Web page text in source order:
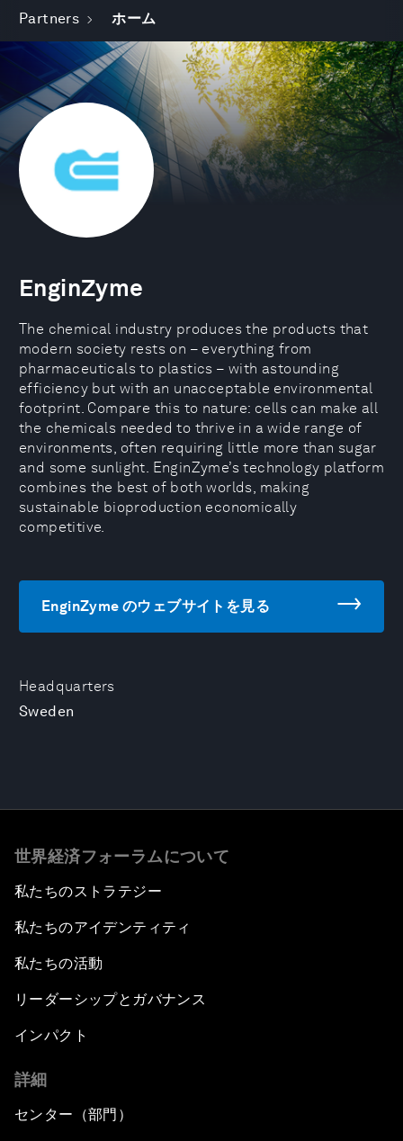
Partners ホーム
Headquarters
Sweden
EnginZyme
The chemical industry produces the products that
modern society rests on – everything from
pharmaceuticals to plastics – with astounding
efficiency but with an unacceptable environmental
footprint. Compare this to nature: cells can make all
the chemicals needed to thrive in a wide range of
environments, often requiring little more than sugar
and some sunlight. EnginZyme’s technology platform
combines the best of both worlds, making
sustainable bioproduction economically
competitive.
EnginZyme のウェブサイトを見る
世界経済フォーラムについて
私たちのストラテジー
私たちのアイデンティティ
私たちの活動
リーダーシップとガバナンス
インパクト
詳細
センター（部門）